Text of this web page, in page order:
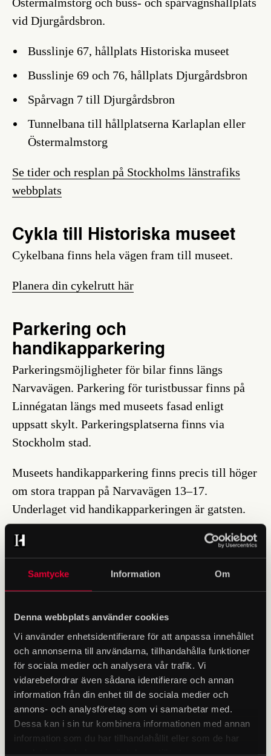
Samtycke Information Om
Denna webbplats använder cookies
Vi använder enhetsidentifierare för att anpassa innehållet
och annonserna till användarna, tillhandahålla funktioner
för sociala medier och analysera vår trafik. Vi
vidarebefordrar även sådana identifierare och annan
information från din enhet till de sociala medier och
annons- och analysföretag som vi samarbetar med.
Dessa kan i sin tur kombinera informationen med annan
information som du har tillhandahållit eller som de har
vid Djurgårdsbron.
Busslinje 67, hållplats Historiska museet
Busslinje 69 och 76, hållplats Djurgårdsbron
Spårvagn 7 till Djurgårdsbron
Tunnelbana till hållplatserna Karlaplan eller
Östermalmstorg
Se tider och resplan på Stockholms länstrafiks
webbplats
Cykla till Historiska museet
Cykelbana finns hela vägen fram till museet.
Planera din cykelrutt här
Parkering och
handikapparkering
Parkeringsmöjligheter för bilar finns längs
Narvavägen. Parkering för turistbussar finns på
Linnégatan längs med museets fasad enligt
uppsatt skylt. Parkeringsplatserna finns via
Stockholm stad.
Museets handikapparkering finns precis till höger
om stora trappan på Narvavägen 13–17.
Underlaget vid handikapparkeringen är gatsten.
Hitta till oss på Google Maps